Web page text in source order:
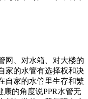
网、对水箱、对大楼的
家的水管有选择权和决
自家的水管里生存和繁
康的角度说PPR水管无